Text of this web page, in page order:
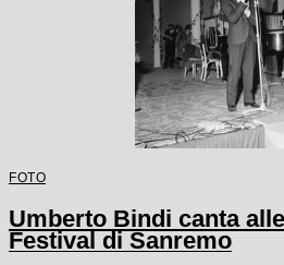
FOTO
Umberto Bindi canta
Festival di Sanremo